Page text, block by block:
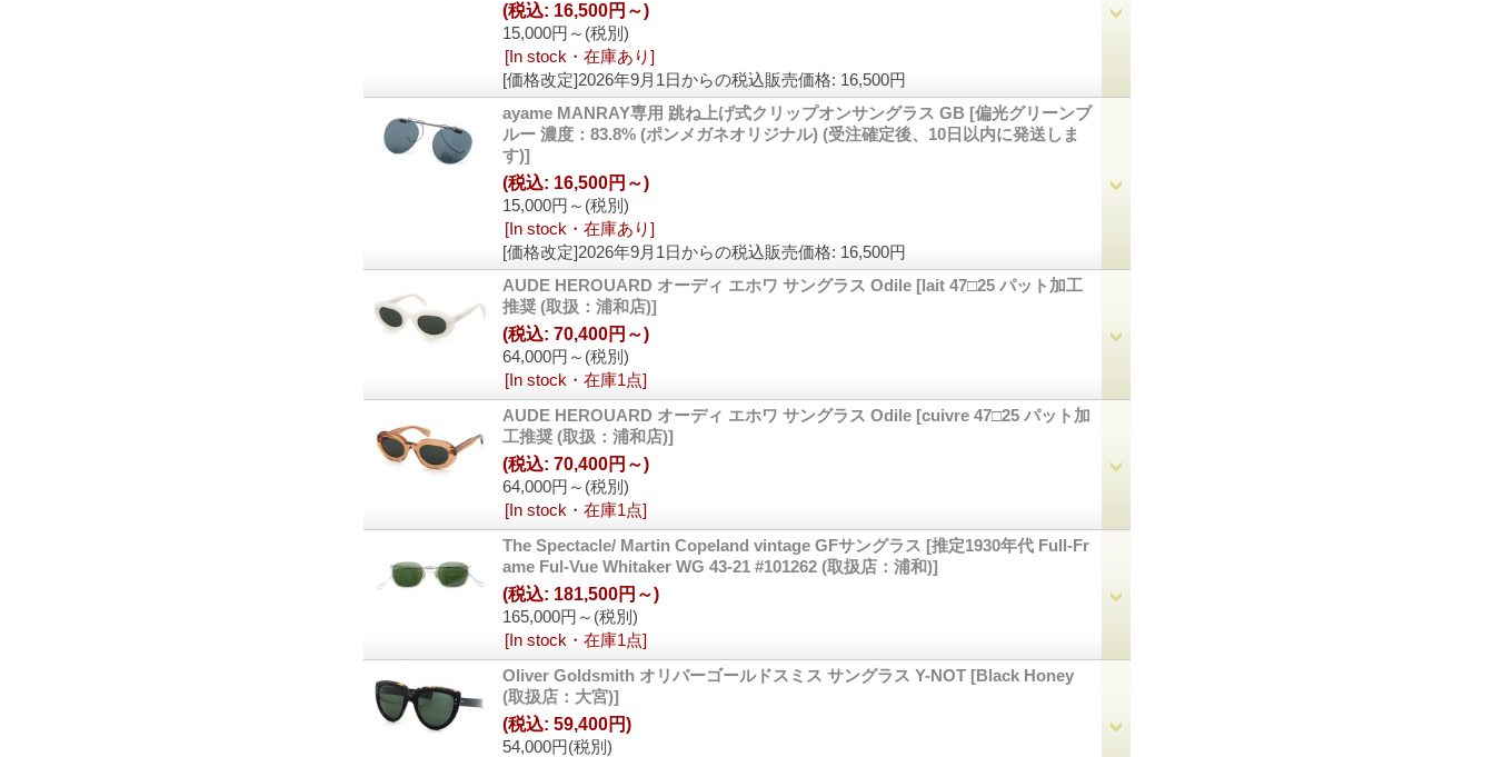
15,000円～ (税別)
(税込: 16,500円～)
[In stock・在庫あり]
[価格改定]2026年9月1日からの税込販売価格: 16,500円
ayame MANRAY専用 跳ね上げ式クリップオンサングラス GB [偏光グリーンブ
ルー 濃度：83.8% (ポンメガネオリジナル) (受注確定後、10日以内に発送しま
す)]
15,000円～ (税別)
(税込: 16,500円～)
[In stock・在庫あり]
[価格改定]2026年9月1日からの税込販売価格: 16,500円
AUDE HEROUARD オーディ エホワ サングラス Odile [lait 47□25 パット加工
推奨 (取扱：浦和店)]
64,000円～ (税別)
(税込: 70,400円～)
[In stock・在庫1点]
AUDE HEROUARD オーディ エホワ サングラス Odile [cuivre 47□25 パット加
工推奨 (取扱：浦和店)]
64,000円～ (税別)
(税込: 70,400円～)
[In stock・在庫1点]
The Spectacle/ Martin Copeland vintage GFサングラス [推定1930年代 Full-Fr
ame Ful-Vue Whitaker WG 43-21 #101262 (取扱店：浦和)]
165,000円～ (税別)
(税込: 181,500円～)
[In stock・在庫1点]
Oliver Goldsmith オリバーゴールドスミス サングラス Y-NOT [Black Honey
(取扱店：大宮)]
54,000円(税別)
(税込: 59,400円)